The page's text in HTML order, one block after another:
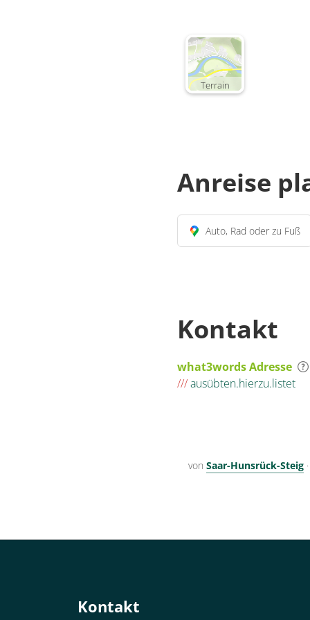
Terrain
Anreise
Auto, Rad oder zu Fuß
Kontakt
what3words Adresse
///ausübten.hierzu.listet
von Saar-Hunsrück-Steig ·
Kontakt